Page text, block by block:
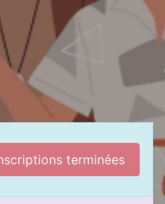
terminées